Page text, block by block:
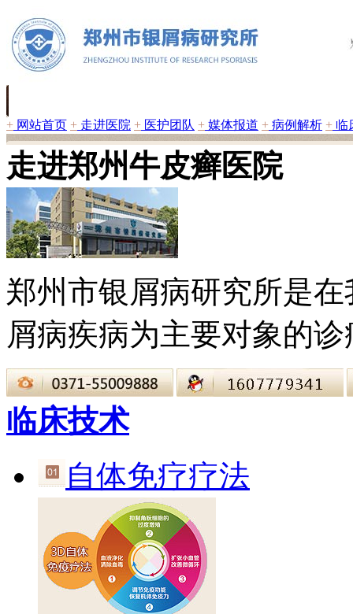
+ 网站首页 + 走进医院 + 医护团队 + 媒体报道 + 病例解析 + 临
走进郑州牛皮癣医院
郑州市银屑病研究所是
屑病疾病为主要对象的
临床技术
自体免疗疗法